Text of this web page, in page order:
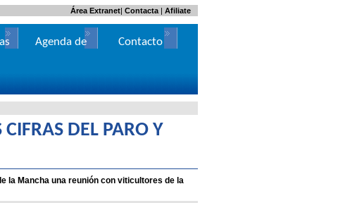
DEL PARO Y
la Mancha una reunión con viticultores de la
| Contacta| Afiliate
Área Extranet
Agenda de
Contacto